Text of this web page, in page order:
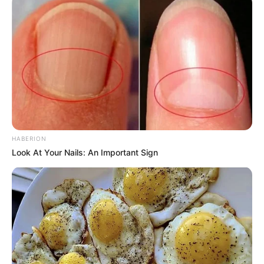
grátis
Pensou em amigurumi: receitas fáceis
chegou no lugar certo! Neste tópico, você já vai
aprender
como fazer amigurumi
de diversas
profissões, como cantor, policial, artesã, gari,
carteiro, fotógrafo e muito mais!
Se você gostar de alguma profissão e quiser fazê-
linhas, as peças de roupas ou o cabelo. Assim você
pode fazer um presente bem personalizado.
Por isso, confira agora todas as receitas,
retiradas do siteCírculoeBazar Horizonte, que
separamos para você!
HABERION
Look At Your Nails: An Important Sign